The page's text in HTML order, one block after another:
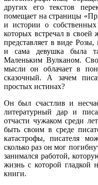
других его текстов
помещает на страницы
и истории о
которых встречал в
представляет в виде Розы,
и сама девушка была
Маленьким Вулканом.
мысли он облачает в
сказочный. А зачем
простых истинах?
Он был счастлив и
литературный дар и
отчасти чужаком среди
быть своим в среде
катастрофы, писателя
сколько раз он мог
занимался работой,
жизнь с которой гладкой
книги.